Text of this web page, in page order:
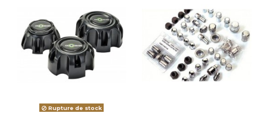
Rupture de stock